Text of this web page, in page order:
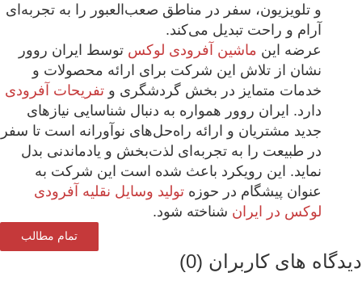
و تلویزیون، سفر در مناطق صعب‌العبور را به تجربه‌ای
آرام و راحت تبدیل می‌کند.
عرضه اینماشین آفرودی لوکستوسط ایران روور
نشان از تلاش این شرکت برای ارائه محصولات و
خدمات متمایز در بخش گردشگری و تفریحات آفرودی
دارد. ایران روور همواره به دنبال شناسایی نیازهای
جدید مشتریان و ارائه راه‌حل‌های نوآورانه است تا سفر
در طبیعت را به تجربه‌ای لذت‌بخش و یادماندنی بدل
نماید. این رویکرد باعث شده است این شرکت به
عنوان پیشگام در حوزه تولید وسایل نقلیه آفرودی
لوکس در ایران شناخته شود.
تمام مطالب
های کاربران (0)